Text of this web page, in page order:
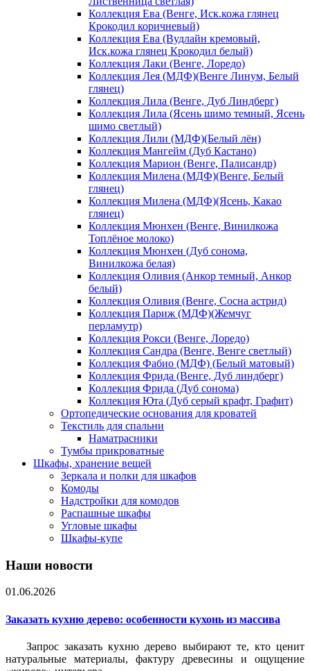
Коллекция Ева (Венге, Иск.кожа глянец
Крокодил коричневый)
Коллекция Ева (Вудлайн кремовый,
Иск.кожа глянец Крокодил белый)
Коллекция Лаки (Венге, Лоредо)
Коллекция Лея (МДФ)(Венге Линум, Белый
глянец)
Коллекция Лила (Венге, Дуб Линдберг)
Коллекция Лила (Ясень шимо темный, Ясень
шимо светлый)
Коллекция Лили (МДФ)(Белый лён)
Коллекция Мангейм (Дуб Кастано)
Коллекция Марион (Венге, Палисандр)
Коллекция Милена (МДФ)(Венге, Белый
глянец)
Коллекция Милена (МДФ)(Ясень, Какао
глянец)
Коллекция Мюнхен (Венге, Винилкожа
Топлёное молоко)
Коллекция Мюнхен (Дуб сонома,
Винилкожа белая)
Коллекция Оливия (Анкор темный, Анкор
белый)
Коллекция Оливия (Венге, Сосна астрид)
Коллекция Париж (МДФ)(Жемчуг
перламутр)
Коллекция Рокси (Венге, Лоредо)
Коллекция Сандра (Венге, Венге светлый)
Коллекция Фабио (МДФ) (Белый матовый)
Коллекция Фрида (Венге, Дуб линдберг)
Коллекция Фрида (Дуб сонома)
Коллекция Юта (Дуб серый крафт, Графит)
Ортопедические основания для кроватей
Текстиль для спальни
Наматрасники
Тумбы прикроватные
Шкафы, хранение вещей
Зеркала и полки для шкафов
Комоды
Надстройки для комодов
Распашные шкафы
Угловые шкафы
Шкафы-купе
Наши новости
01.06.2026
Заказать кухню дерево: особенности кухонь из массива
Запрос заказать кухню дерево выбирают те, кто ценит
натуральные материалы, фактуру древесины и ощущение